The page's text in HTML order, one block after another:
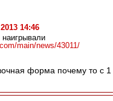
14:46
наигрывали
main/news/43011/
форма почему то с 1